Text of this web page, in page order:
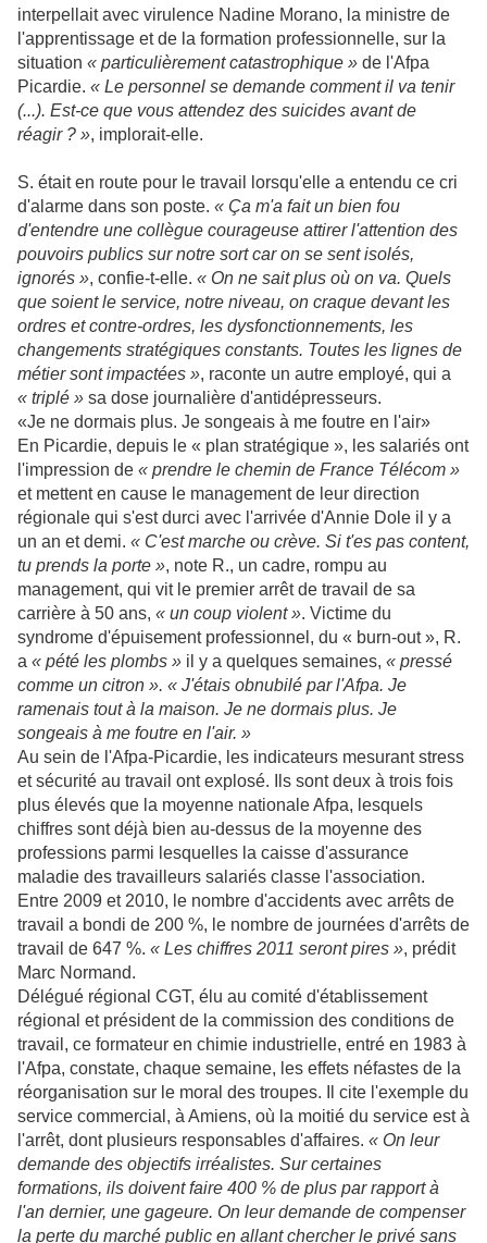
interpellait avec virulence Nadine Morano, la ministre de
l'apprentissage et de la formation professionnelle, sur la
situation « particulièrement catastrophique » de l'Afpa
Picardie. « Le personnel se demande comment il va tenir
(...). Est-ce que vous attendez des suicides avant de
réagir ? », implorait-elle.
S. était en route pour le travail lorsqu'elle a entendu ce cri
d'alarme dans son poste. « Ça m'a fait un bien fou
d'entendre une collègue courageuse attirer l'attention des
pouvoirs publics sur notre sort car on se sent isolés,
ignorés », confie-t-elle. « On ne sait plus où on va. Quels
que soient le service, notre niveau, on craque devant les
ordres et contre-ordres, les dysfonctionnements, les
changements stratégiques constants. Toutes les lignes de
métier sont impactées », raconte un autre employé, qui a
« triplé » sa dose journalière d'antidépresseurs.
«Je ne dormais plus. Je songeais à me foutre en l'air»
En Picardie, depuis le « plan stratégique », les salariés ont
l'impression de « prendre le chemin de France Télécom »
et mettent en cause le management de leur direction
régionale qui s'est durci avec l'arrivée d'Annie Dole il y a
un an et demi. « C'est marche ou crève. Si t'es pas content,
tu prends la porte », note R., un cadre, rompu au
management, qui vit le premier arrêt de travail de sa
carrière à 50 ans, « un coup violent ». Victime du
syndrome d'épuisement professionnel, du « burn-out », R.
a « pété les plombs » il y a quelques semaines, « pressé
comme un citron ». « J'étais obnubilé par l'Afpa. Je
ramenais tout à la maison. Je ne dormais plus. Je
songeais à me foutre en l'air. »
Au sein de l'Afpa-Picardie, les indicateurs mesurant stress
et sécurité au travail ont explosé. Ils sont deux à trois fois
plus élevés que la moyenne nationale Afpa, lesquels
chiffres sont déjà bien au-dessus de la moyenne des
professions parmi lesquelles la caisse d'assurance
maladie des travailleurs salariés classe l'association.
Entre 2009 et 2010, le nombre d'accidents avec arrêts de
travail a bondi de 200 %, le nombre de journées d'arrêts de
travail de 647 %. « Les chiffres 2011 seront pires », prédit
Marc Normand.
Délégué régional CGT, élu au comité d'établissement
régional et président de la commission des conditions de
travail, ce formateur en chimie industrielle, entré en 1983 à
l'Afpa, constate, chaque semaine, les effets néfastes de la
réorganisation sur le moral des troupes. Il cite l'exemple du
service commercial, à Amiens, où la moitié du service est à
l'arrêt, dont plusieurs responsables d'affaires. « On leur
demande des objectifs irréalistes. Sur certaines
formations, ils doivent faire 400 % de plus par rapport à
l'an dernier, une gageure. On leur demande de compenser
la perte du marché public en allant chercher le privé sans